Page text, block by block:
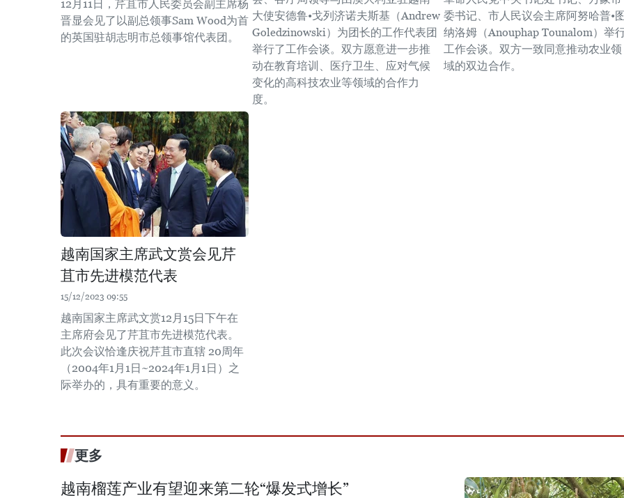
12月11日，芹苴市人民委员会副主席杨
晋显会见了以副总领事Sam Wood为首
的英国驻胡志明市总领事馆代表团。
大使安德鲁•戈列济诺夫斯基（Andrew
Goledzinowski）为团长的工作代表团
举行了工作会谈。双方愿意进一步推
动在教育培训、医疗卫生、应对气候
变化的高科技农业等领域的合作力
度。 ​
委书记、市人民议会主席阿努哈普•
纳洛姆（Anouphap Tounalom）举
工作会谈。双方一致同意推动农业领
域的双边合作。
越南国家主席武文赏会见芹
苴市先进模范代表
15/12/2023 09:55
越南国家主席武文赏12月15日下午在
主席府会见了芹苴市先进模范代表。
此次会议恰逢庆祝芹苴市直辖 20周年
（2004年1月1日~2024年1月1日）之
际举办的，具有重要的意义。
更多
越南榴莲产业有望迎来第二轮“爆发式增长”